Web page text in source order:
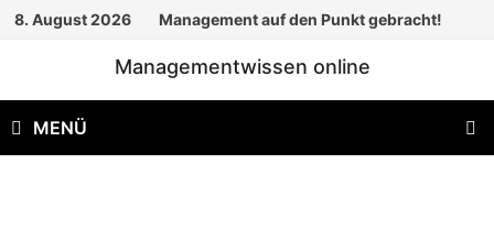
Zum
8. August 2026 Management auf den Punkt gebracht!
Managementwissen online
MENÜ